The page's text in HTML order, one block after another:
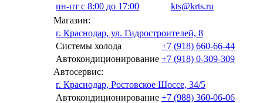
пн-пт с 8:00 до 17:00
kts@krts.ru
Магазин:
г. Краснодар, ул. Гидростроителей, 8
Системы холода
+7 (918) 660-66-44
Автокондиционирование +7 (918) 0-309-309
Автосервис:
г. Краснодар, Ростовское Шоссе, 34/5
Автокондиционирование +7 (988) 360-06-06